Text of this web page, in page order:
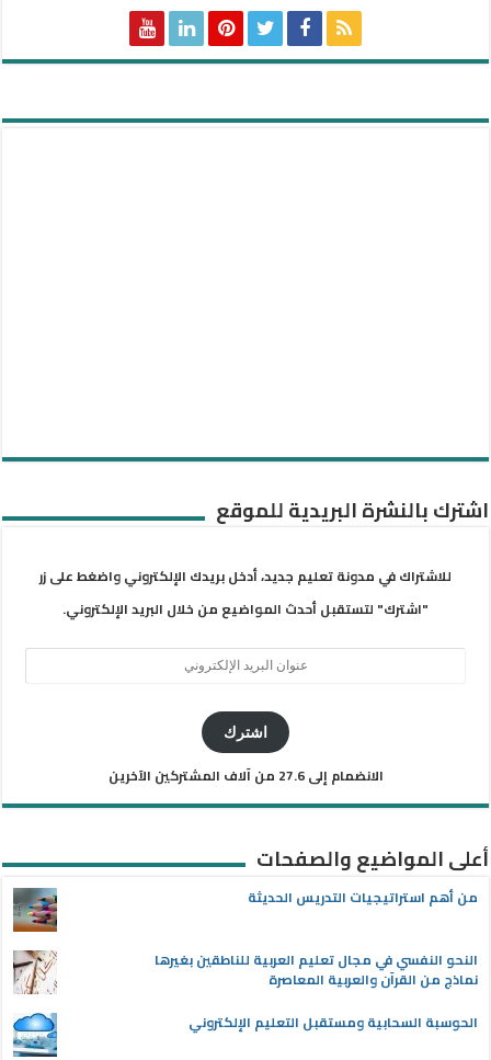
اشترك بالنشرة البريدية للموقع
للاشتراك في مدونة تعليم جديد، أدخل بريدك الإلكتروني واضغط على زر
"اشترك" لتستقبل أحدث المواضيع من خلال البريد الإلكتروني.
اشترك
الانضمام إلى 27.6 من آلاف المشتركين الآخرين
أعلى المواضيع والصفحات
من أهم استراتيجيات التدريس الحديثة
النحو النفسي في مجال تعليم العربية للناطقين بغيرها
نماذج من القرآن والعربية المعاصرة
الحوسبة السحابية ومستقبل التعليم الإلكتروني